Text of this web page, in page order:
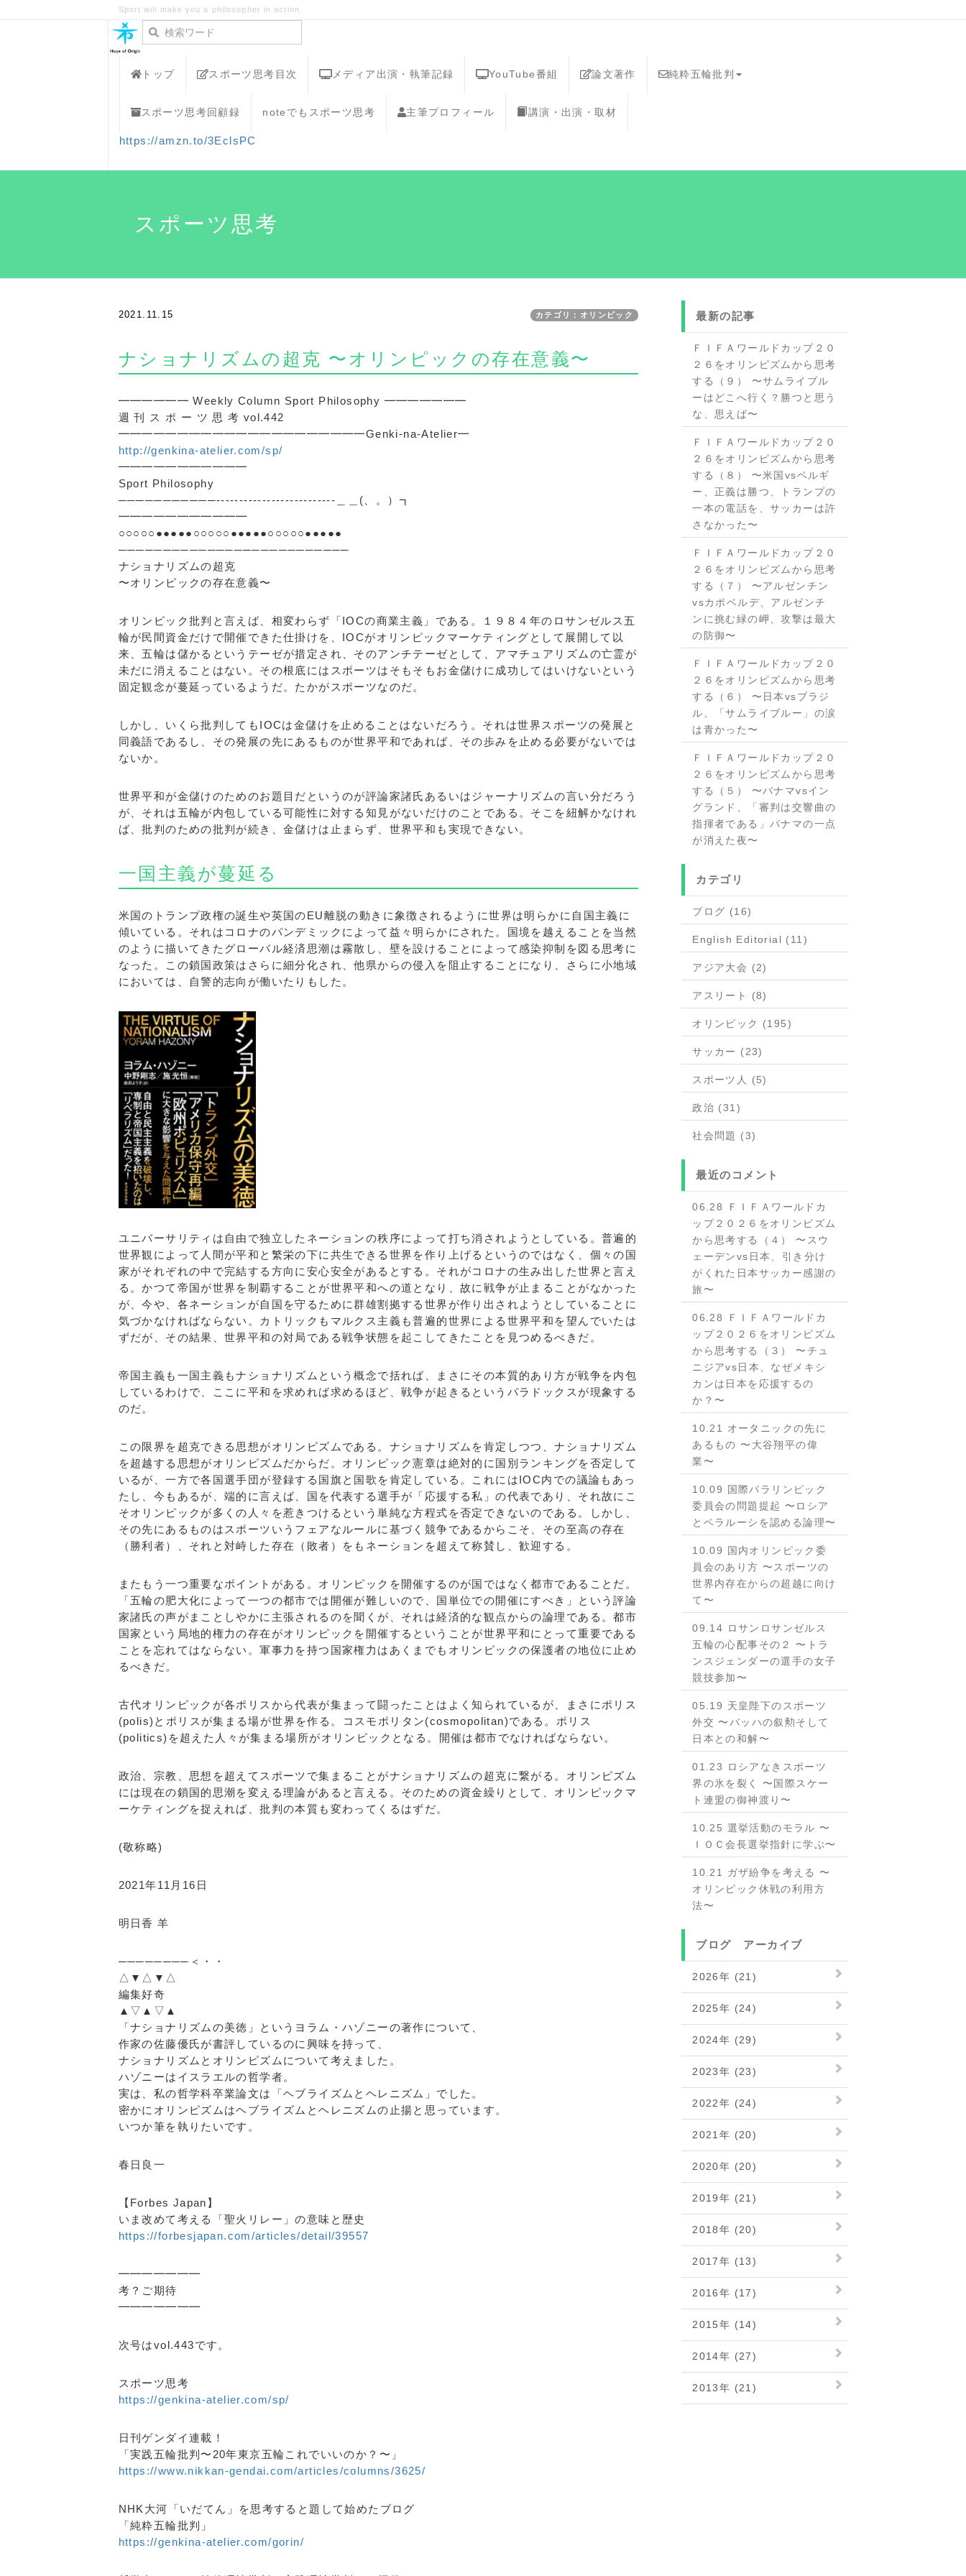
Sport will make you a philosopher in action.
トップ スポーツ思考目次 メディア出演・執筆記録 YouTube番組 論文著作 純粋五輪批判
スポーツ思考回顧録 noteでもスポーツ思考 主筆プロフィール 講演・出演・取材
https://amzn.to/3EclsPC
スポーツ思考
2021.11.15 カテゴリ：オリンピック
ナショナリズムの超克 〜オリンピックの存在意義〜
━━━━━━ Weekly Column Sport Philosophy ━━━━━━━
週 刊 ス ポ ー ツ 思 考 vol.442
━━━━━━━━━━━━━━━━━━━━━Genki-na-Atelier━
http://genkina-atelier.com/sp/
━━━━━━━━━━━
Sport Philosophy
───────────--------------------------＿＿(、。）┓
━━━━━━━━━━━
○○○○○●●●●●○○○○○●●●●●○○○○○●●●●●
──────────────────────────
ナショナリズムの超克
〜オリンピックの存在意義〜
オリンピック批判と言えば、相変わらず「IOCの商業主義」である。１９８４年のロサンゼルス五
輪が民間資金だけで開催できた仕掛けを、IOCがオリンピックマーケティングとして展開して以
来、五輪は儲かるというテーゼが措定され、そのアンチテーゼとして、アマチュアリズムの亡霊が
未だに消えることはない。その根底にはスポーツはそもそもお金儲けに成功してはいけないという
固定観念が蔓延っているようだ。たかがスポーツなのだ。
しかし、いくら批判してもIOCは金儲けを止めることはないだろう。それは世界スポーツの発展と
同義語であるし、その発展の先にあるものが世界平和であれば、その歩みを止める必要がないでは
ないか。
世界平和が金儲けのためのお題目だというのが評論家諸氏あるいはジャーナリズムの言い分だろう
が、それは五輪が内包している可能性に対する知見がないだけのことである。そこを紐解かなけれ
ば、批判のための批判が続き、金儲けは止まらず、世界平和も実現できない。
一国主義が蔓延る
米国のトランプ政権の誕生や英国のEU離脱の動きに象徴されるように世界は明らかに自国主義に
傾いている。それはコロナのパンデミックによって益々明らかにされた。国境を越えることを当然
のように描いてきたグローバル経済思潮は霧散し、壁を設けることによって感染抑制を図る思考に
なった。この鎖国政策はさらに細分化され、他県からの侵入を阻止することになり、さらに小地域
においては、自警的志向が働いたりもした。
ユニバーサリティは自由で独立したネーションの秩序によって打ち消されようとしている。普遍的
世界観によって人間が平和と繁栄の下に共生できる世界を作り上げるというのではなく、個々の国
家がそれぞれの中で完結する方向に安心安全があるとする。それがコロナの生み出した世界と言え
る。かつて帝国が世界を制覇することが世界平和への道となり、故に戦争が止まることがなかった
が、今や、各ネーションが自国を守るために群雄割拠する世界が作り出されようとしていることに
気づかなければならない。カトリックもマルクス主義も普遍的世界による世界平和を望んでいたは
ずだが、その結果、世界平和の対局である戦争状態を起こしてきたことを見つめるべきだ。
帝国主義も一国主義もナショナリズムという概念で括れば、まさにその本質的あり方が戦争を内包
しているわけで、ここに平和を求めれば求めるほど、戦争が起きるというパラドックスが現象する
のだ。
この限界を超克できる思想がオリンピズムである。ナショナリズムを肯定しつつ、ナショナリズム
を超越する思想がオリンピズムだからだ。オリンピック憲章は絶対的に国別ランキングを否定して
いるが、一方で各国選手団が登録する国旗と国歌を肯定している。これにはIOC内での議論もあっ
たし、今もあるが、端的に言えば、国を代表する選手が「応援する私」の代表であり、それ故にこ
そオリンピックが多くの人々を惹きつけるという単純な方程式を否定できないのである。しかし、
その先にあるものはスポーツいうフェアなルールに基づく競争であるからこそ、その至高の存在
（勝利者）、それと対峙した存在（敗者）をもネーションを超えて称賛し、歓迎する。
またもう一つ重要なポイントがある。オリンピックを開催するのが国ではなく都市であることだ。
「五輪の肥大化によって一つの都市では開催が難しいので、国単位での開催にすべき」という評論
家諸氏の声がまことしやかに主張されるのを聞くが、それは経済的な観点からの論理である。都市
国家という局地的権力の存在がオリンピックを開催するということが世界平和にとって重要である
ことを忘れてはならない。軍事力を持つ国家権力はあくまでもオリンピックの保護者の地位に止め
るべきだ。
古代オリンピックが各ポリスから代表が集まって闘ったことはよく知られているが、まさにポリス
(polis)とポリスが集まる場が世界を作る。コスモポリタン(cosmopolitan)である。ポリス
(politics)を超えた人々が集まる場所がオリンピックとなる。開催は都市でなければならない。
政治、宗教、思想を超えてスポーツで集まることがナショナリズムの超克に繋がる。オリンピズム
には現在の鎖国的思潮を変える理論があると言える。そのための資金繰りとして、オリンピックマ
ーケティングを捉えれば、批判の本質も変わってくるはずだ。
(敬称略)
2021年11月16日
明日香 羊
────────＜・・
△▼△▼△
編集好奇
▲▽▲▽▲
「ナショナリズムの美徳」というヨラム・ハゾニーの著作について、
作家の佐藤優氏が書評しているのに興味を持って、
ナショナリズムとオリンピズムについて考えました。
ハゾニーはイスラエルの哲学者。
実は、私の哲学科卒業論文は「ヘブライズムとヘレニズム」でした。
密かにオリンピズムはヘブライズムとヘレニズムの止揚と思っています。
いつか筆を執りたいです。
春日良一
【Forbes Japan】
いま改めて考える「聖火リレー」の意味と歴史
https://forbesjapan.com/articles/detail/39557
━━━━━━━
考？ご期待
━━━━━━━
次号はvol.443です。
スポーツ思考
https://genkina-atelier.com/sp/
日刊ゲンダイ連載！
「実践五輪批判〜20年東京五輪これでいいのか？〜」
https://www.nikkan-gendai.com/articles/columns/3625/
NHK大河「いだてん」を思考すると題して始めたブログ
「純粋五輪批判」
https://genkina-atelier.com/gorin/
最新の記事
ＦＩＦＡワールドカップ２０
２６をオリンピズムから思考
する（９） 〜サムライブル
ーはどこへ行く？勝つと思う
な、思えば〜
ＦＩＦＡワールドカップ２０
２６をオリンピズムから思考
する（８） 〜米国vsベルギ
ー、正義は勝つ、トランプの
一本の電話を、サッカーは許
さなかった〜
ＦＩＦＡワールドカップ２０
２６をオリンピズムから思考
する（７） 〜アルゼンチン
vsカポベルデ、アルゼンチ
ンに挑む緑の岬、攻撃は最大
の防御〜
ＦＩＦＡワールドカップ２０
２６をオリンピズムから思考
する（６） 〜日本vsブラジ
ル、「サムライブルー」の涙
は青かった〜
ＦＩＦＡワールドカップ２０
２６をオリンピズムから思考
する（５） 〜パナマvsイン
グランド、「審判は交響曲の
指揮者である」パナマの一点
が消えた夜〜
カテゴリ
ブログ (16)
English Editorial (11)
アジア大会 (2)
アスリート (8)
オリンピック (195)
サッカー (23)
スポーツ人 (5)
政治 (31)
社会問題 (3)
最近のコメント
06.28 ＦＩＦＡワールドカ
ップ２０２６をオリンピズム
から思考する（４） 〜スウ
ェーデンvs日本、引き分け
がくれた日本サッカー感謝の
旅〜
06.28 ＦＩＦＡワールドカ
ップ２０２６をオリンピズム
から思考する（３） 〜チュ
ニジアvs日本、なぜメキシ
カンは日本を応援するの
か？〜
10.21 オータニックの先に
あるもの 〜大谷翔平の偉
業〜
10.09 国際パラリンピック
委員会の問題提起 〜ロシア
とベラルーシを認める論理〜
10.09 国内オリンピック委
員会のあり方 〜スポーツの
世界内存在からの超越に向け
て〜
09.14 ロサンロサンゼルス
五輪の心配事その２ 〜トラ
ンスジェンダーの選手の女子
競技参加〜
05.19 天皇陛下のスポーツ
外交 〜バッハの叙勲そして
日本との和解〜
01.23 ロシアなきスポーツ
界の氷を裂く 〜国際スケー
ト連盟の御神渡り〜
10.25 選挙活動のモラル 〜
ＩＯＣ会長選挙指針に学ぶ〜
10.21 ガザ紛争を考える 〜
オリンピック休戦の利用方
法〜
ブログ アーカイブ
2026年 (21)
2025年 (24)
2024年 (29)
2023年 (23)
2022年 (24)
2021年 (20)
2020年 (20)
2019年 (21)
2018年 (20)
2017年 (13)
2016年 (17)
2015年 (14)
2014年 (27)
2013年 (21)